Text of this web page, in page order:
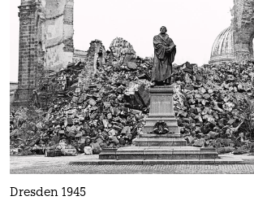
Dresden 1945